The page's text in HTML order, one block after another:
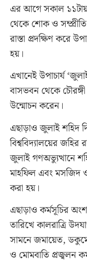
এর আগে সকাল ১১টায়
থেকে শোক ও সম্প্রীতি
রাস্তা প্রদক্ষিণ করে
হয়।
এখানেই উপাচার্য
বাসভবন থেকে
উন্মোচন করেন।
এছাড়াও জুলাই শহিদ
বিশ্ববিদ্যালয়ের জহির
জুলাই গণঅভ্যুত্থানে
মাহফিল এবং মসজিদ
করা হয়।
এছাড়াও কর্মসূচির
তারিখে কালরাত্রি
সামনে জমায়েত,
ও মোমবাতি প্রজ্বলন